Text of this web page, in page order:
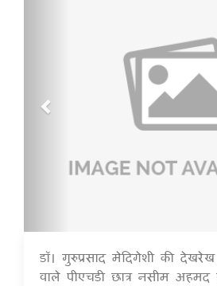
डॉ। गुरुप्रसाद मेदिगेशी की
वाले पीएचडी छात्र नसीम